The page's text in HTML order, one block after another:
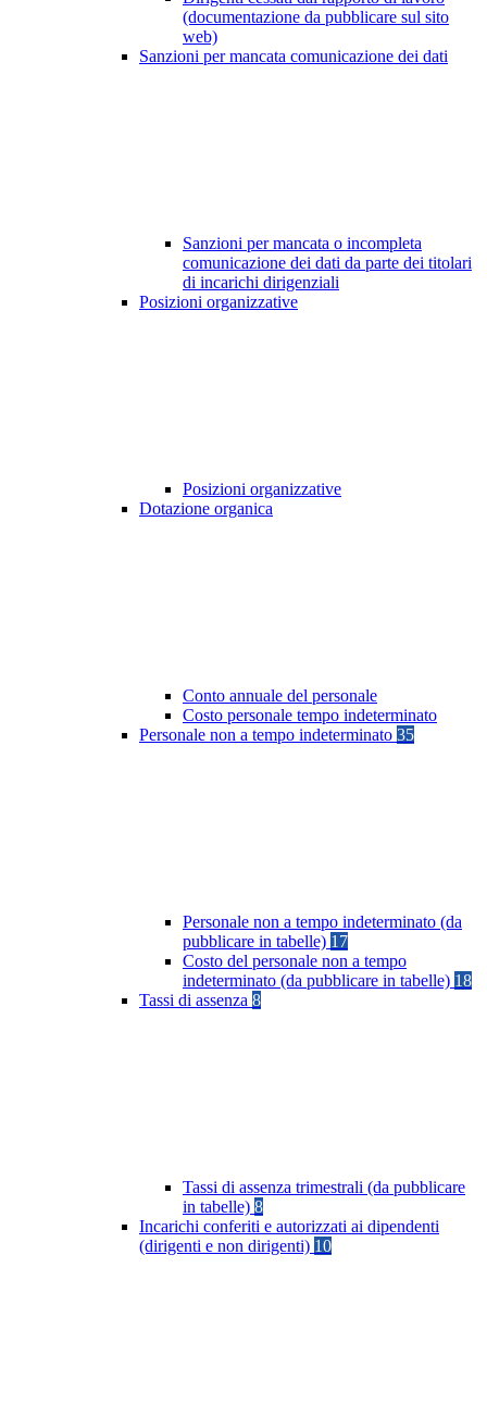
(documentazione da pubblicare sul sito
web)
Sanzioni per mancata comunicazione dei dati
Sanzioni per mancata o incompleta
comunicazione dei dati da parte dei titolari
di incarichi dirigenziali
Posizioni organizzative
Posizioni organizzative
Dotazione organica
Conto annuale del personale
Costo personale tempo indeterminato
Personale non a tempo indeterminato 35
Personale non a tempo indeterminato (da
pubblicare in tabelle) 17
Costo del personale non a tempo
indeterminato (da pubblicare in tabelle) 18
Tassi di assenza 8
Tassi di assenza trimestrali (da pubblicare
in tabelle) 8
Incarichi conferiti e autorizzati ai dipendenti
(dirigenti e non dirigenti) 10